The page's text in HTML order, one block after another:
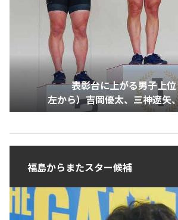
表彰台に上がる男子上位
左から）吉岡優太、三神遼矢
福島からまたスター候補